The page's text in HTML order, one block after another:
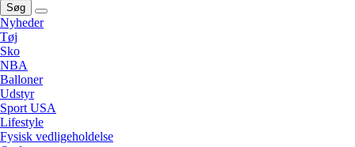
Søg
Nyheder
Tøj
Sko
NBA
Balloner
Udstyr
Sport USA
Lifestyle
Fysisk vedligeholdelse